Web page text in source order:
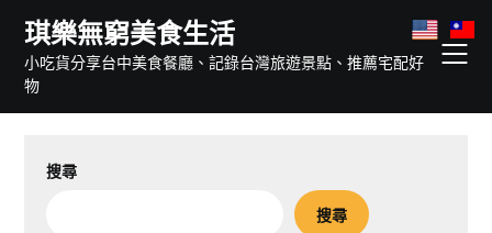
content
琪樂無窮美食生活
小吃貨分享台中美食餐廳、記錄台灣旅遊景點、推薦宅配好
物
搜尋
搜尋